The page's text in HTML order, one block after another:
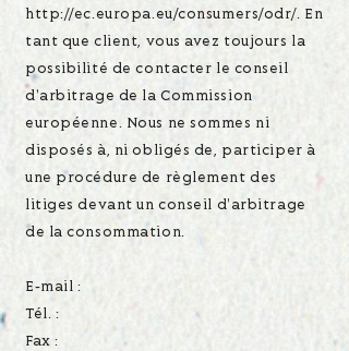
http://ec.europa.eu/consumers/odr/. En
tant que client, vous avez toujours la
possibilité de contacter le conseil
d'arbitrage de la Commission
européenne. Nous ne sommes ni
disposés à, ni obligés de, participer à
une procédure de règlement des
litiges devant un conseil d'arbitrage
de la consommation.
E-mail :
Tél. :
Fax :